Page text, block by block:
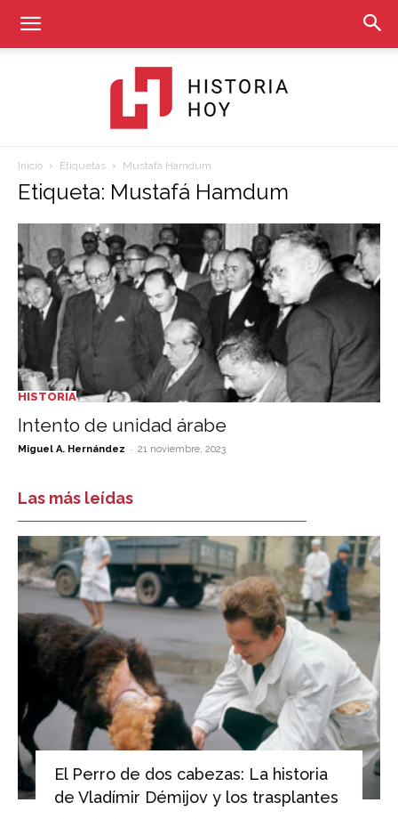
Historia
Hoy
Inicio Etiquetas Mustafá Hamdum
Etiqueta: Mustafá Hamdum
HISTORIA
Intento de unidad árabe
Miguel A. Hernández - 21 noviembre, 2023
Las más leídas
El Perro de dos cabezas: La historia
de Vladímir Démijov y los trasplantes